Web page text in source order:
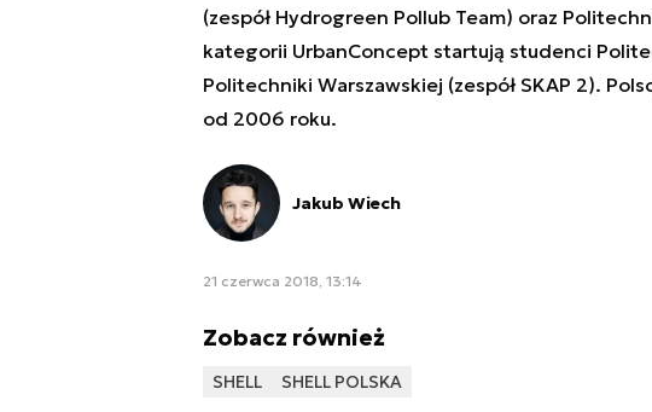
(zespół Hydrogreen Pollub Team) oraz
kategorii UrbanConcept startują studenci
Politechniki Warszawskiej (zespół SKAP 2).
od 2006 roku.
Jakub Wiech
21 czerwca 2018, 13:14
Zobacz również
SHELL SHELL POLSKA